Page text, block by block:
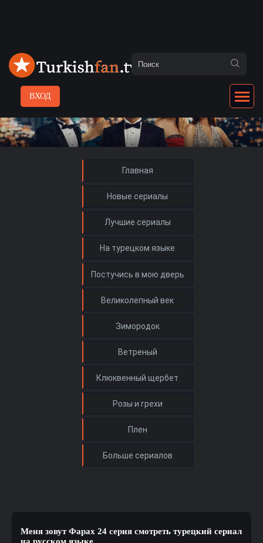
ВХОД
Главная
Новые сериалы
Лучшие сериалы
На турецком языке
Меня зовут Фарах 24 серия смотреть турецкий сериал